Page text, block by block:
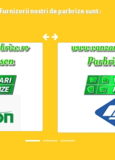
Furnizorii nostri de parbrize sunt :